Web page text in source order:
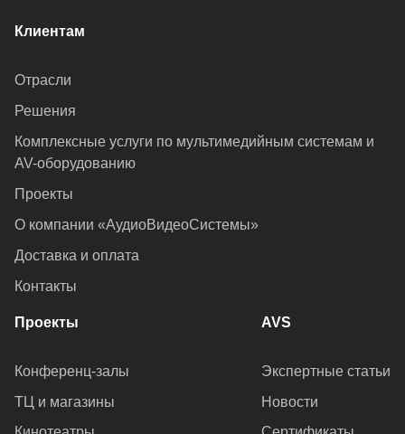
Клиентам
Отрасли
Решения
Комплексные услуги по мультимедийным системам и
AV-оборудованию
Проекты
О компании «АудиоВидеоСистемы»
Доставка и оплата
Контакты
Проекты
Конференц-залы
ТЦ и магазины
AVS
Экспертные статьи
Новости